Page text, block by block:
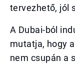
tervezhető, jól
A Dubai-ból
mutatja, hogy
nem csupán a